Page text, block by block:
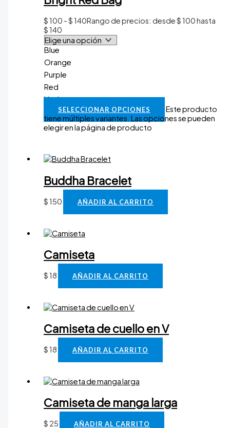
$100 -$140Rango de precios: desde $ 100 hasta
$ 140
Blue
Orange
Purple
Red
Vaciar
SELECCIONAR OPCIONES
Este producto
tiene múltiples variantes. Las opciones se pueden
elegir en la página de producto
Buddha Bracelet
$150 AÑADIR AL CARRITO
Camiseta
$18 AÑADIR AL CARRITO
Camiseta de cuello en V
$18 AÑADIR AL CARRITO
Camiseta de manga larga
$ 25 AÑADIR AL CARRITO